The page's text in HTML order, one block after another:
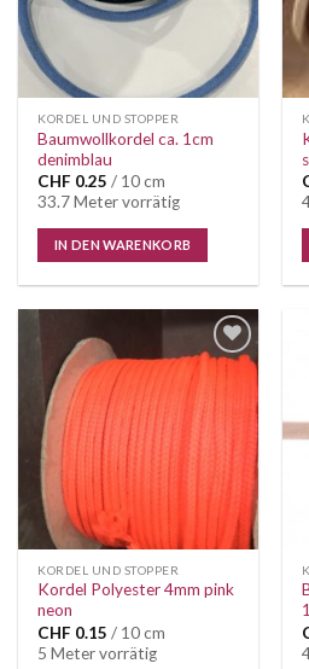
KORDEL UND STOPPER
Baumwollkordel ca. 1cm
denimblau
CHF 0.25 / 10 cm
33.7 Meter vorrätig
IN DEN WARENKORB
Auf die
KORDEL UND STOPPER
Kordel Polyester 4mm pink
neon
CHF 0.15 / 10 cm
5 Meter vorrätig